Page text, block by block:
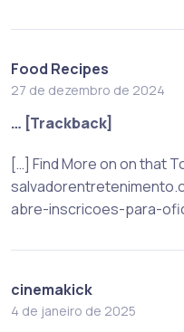
Food Recipes
27 de dezembro de 2024
… [Trackback]
[…] Find More on on that
abre-inscricoes-para-
cinemakick
4 de janeiro de 2025